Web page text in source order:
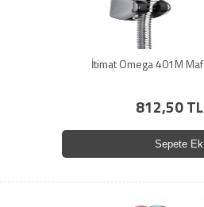
İtimat Omega 401M
812,50 TL
Sepete